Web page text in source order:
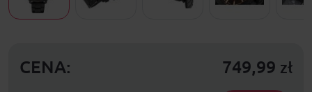
CENA: 749,99 zł